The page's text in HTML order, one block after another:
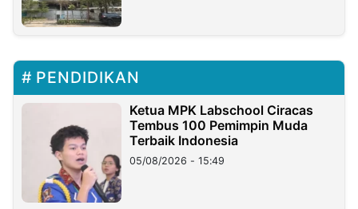
PENDIDIKAN
Ketua MPK Labschool Ciracas
Tembus 100 Pemimpin Muda
Terbaik Indonesia
05/08/2026 - 15:49